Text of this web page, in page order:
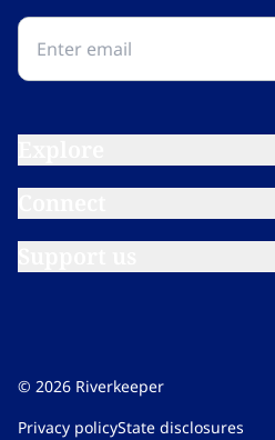
© 2026 Riverkeeper
Privacy policy​​​​‌ ‍ ​‍​‍‌‍ ‌ ​‍‌‍‍‌‌‍‌ ‌‍‍‌‌‍ ‍​‍​‍​ ‍‍​‍​‍‌ ​ ‌‍​‌‌‍ ‍‌‍‍‌‌ ‌​‌ ‍‌​‍ ‍‌‍‍‌‌‍ ​‍​‍​‍ ​​‍​‍‌‍‍​‌ ​‍‌‍‌‌‌‍‌‍​‍​‍​ ‍‍​‍​‍‌‍‍​‌ ‌​‌ ‌​‌ ​​‌ ​ ​ ‍‍​‍ ​‍ ‌‍​ ‌‍ ‌‌ ​ ​‍ ‍‌‍ ‌‌‍​‌‌‍‍‌‌‍ ‍​‍ ‍​ ​‍​ ​​​ ​‍​ ‌​‌ ​‍‌‍‌‌‌‍‌​‌‍‌‌‌ ​ ‌‍‍‌‌‍‌ ‌‍ ‍​‍ ‍‌ ​‍‌‍‍‌‌ ‌‍‌‍‌‌‌ ​‍‌‍‍ ‌‍‌‌‌‍‌‌‌ ​​‌‍‌‌‌ ​‍​‍ ‍‌‍ ‌ ​‍‌‍‌ ​‍ ‌‍‍‌‌‍ ‍‌ ‌​‌‍‌‌‌‍ ‍‌ ‌​​‍ ‌‍‌‌‌‍‌​‌‍‍‌‌ ‌​​‍ ‌‍ ‌‌‍ ‌‍‌​‌‍‌‌​ ‌‌ ​​‌ ​‍‌‍‌‌‌ ​ ‌‍‌‌‌‍ ‍‌ ‌​‌‍​‌‌ ‌​‌‍‍‌‌‍ ‌‍ ‍​ ‍ ‌‍‍‌‌‍‌​​ ‌‌‍‌‍‌‍ ‌‍ ‌ ‌​‌‍‌‌‌ ​‍​ ‍ ‌ ‌​‌ ‍‌‌ ​​‌‍‌‌​ ‌‌‍‌‍‌‍ ‌‍ ‌ ‌​‌‍‌‌‌ ​‍​ ‍ ‌ ​​‌‍​‌‌ ‌​‌‍‍​​ ‌‌‍​‌‌‍‌​‌‍‌​‌‍‍‌‌ ‌​‌‍‍‌‌‍ ‌‍ ‍‌‍​‌‌‍ ​‌​ ​‌‍‍‌‌‍ ‍‌‍‍ ‌ ​ ​‍‌‌​ ‌‌‌​​‍‌‌ ‌‍‍ ‌‍‌‌‌ ‍‌​‍‌‌​ ​ ‌​‌​​‍‌‌​ ​ ‌​‌​​‍‌‌​ ​‍​ ​‍‌‍​ ‌‍‌‍​ ​​​ ​‍​ ​‌​ ‌‍​ ‍‌​ ‌​​ ‌​‌‍​‌​ ​‍‌‍​ ​‍‌‌​ ​‍​ ​‍​‍‌‌​ ‌‌‌​‌​​‍ ‍‌ ‌​‌‍‌‌‌ ‍​‌ ‌​​ ‌‍​‍‌‍​‌‌ ​ ‌‍‌‌‌‌‌‌‌ ​‍‌‍ ​​ ‌‌‍‍​‌ ‌​‌ ‌​‌ ​​‌ ​ ​‍‌‌​ ​ ‌​​‌​‍‌‌​ ​‍‌​‌‍​‍‌‌​ ​‍‌​‌‍‌‍​ ‌‍ ‌‌ ​ ​‍ ‍‌‍ ‌‌‍​‌‌‍‍‌‌‍ ‍​‍ ‍​ ​‍​ ​​​ ​‍​ ‌​‌ ​‍‌‍‌‌‌‍‌​‌‍‌‌‌ ​ ‌‍‍‌‌‍‌ ‌‍ ‍​‍ ‍‌ ​‍‌‍‍‌‌ ‌‍‌‍‌‌‌ ​‍‌‍‍ ‌‍‌‌‌‍‌‌‌ ​​‌‍‌‌‌ ​‍​‍ ‍‌‍ ‌ ​‍‌‍‌ ​‍‌‍‌‍‍‌‌‍‌​​ ‌‌‍‌‍‌‍ ‌‍ ‌ ‌​‌‍‌‌‌ ​‍​‍‌‍‌ ‌​‌ ‍‌‌ ​​‌‍‌‌​ ‌‌‍‌‍‌‍ ‌‍ ‌ ‌​‌‍‌‌‌ ​‍​‍‌‍‌ ​​‌‍​‌‌ ‌​‌‍‍​​ ‌‌‍​‌‌‍‌​‌‍‌​‌‍‍‌‌ ‌​‌‍‍‌‌‍ ‌‍ ‍‌‍​‌‌‍ ​‌​ ​‌‍‍‌‌‍ ‍‌‍‍ ‌ ​ ​‍‌‌​ ‌‌‌​​‍‌‌ ‌‍‍ ‌‍‌‌‌ ‍‌​‍‌‌​ ​ ‌​‌​​‍‌‌​ ​ ‌​‌​​‍‌‌​ ​‍​ ​‍‌‍​ ‌‍‌‍​ ​​​ ​‍​ ​‌​ ‌‍​ ‍‌​ ‌​​ ‌​‌‍​‌​ ​‍‌‍​ ​‍‌‌​ ​‍​ ​‍​‍‌‌​ ‌‌‌​‌​​‍ ‍‌ ‌​‌‍‌‌‌ ‍​‌ ‌​​‍‌‍‌ ​​‌‍‌‌‌ ​‍‌ ​ ‌ ​​‌‍‌‌‌‍​ ‌ ‌​‌‍‍‌‌ ‌‍‌‍‌‌​ ‌‌ ​​‌ ‌‌‌‍​‍‌‍ ​‌‍‍‌‌ ​ ‌‍‍​‌‍‌‌‌‍‌​​‍​‍‌ ‌State disclosures​​​​‌ ‍ ​‍​‍‌‍ ‌ ​‍‌‍‍‌‌‍‌ ‌‍‍‌‌‍ ‍​‍​‍​ ‍‍​‍​‍‌ ​ ‌‍​‌‌‍ ‍‌‍‍‌‌ ‌​‌ ‍‌​‍ ‍‌‍‍‌‌‍ ​‍​‍​‍ ​​‍​‍‌‍‍​‌ ​‍‌‍‌‌‌‍‌‍​‍​‍​ ‍‍​‍​‍‌‍‍​‌ ‌​‌ ‌​‌ ​​‌ ​ ​ ‍‍​‍ ​‍ ‌‍​ ‌‍ ‌‌ ​ ​‍ ‍‌‍ ‌‌‍​‌‌‍‍‌‌‍ ‍​‍ ‍​ ​‍​ ​​​ ​‍​ ‌​‌ ​‍‌‍‌‌‌‍‌​‌‍‌‌‌ ​ ‌‍‍‌‌‍‌ ‌‍ ‍​‍ ‍‌ ​‍‌‍‍‌‌ ‌‍‌‍‌‌‌ ​‍‌‍‍ ‌‍‌‌‌‍‌‌‌ ​​‌‍‌‌‌ ​‍​‍ ‍‌‍ ‌ ​‍‌‍‌ ​‍ ‌‍‍‌‌‍ ‍‌ ‌​‌‍‌‌‌‍ ‍‌ ‌​​‍ ‌‍‌‌‌‍‌​‌‍‍‌‌ ‌​​‍ ‌‍ ‌‌‍ ‌‍‌​‌‍‌‌​ ‌‌ ​​‌ ​‍‌‍‌‌‌ ​ ‌‍‌‌‌‍ ‍‌ ‌​‌‍​‌‌ ‌​‌‍‍‌‌‍ ‌‍ ‍​ ‍ ‌‍‍‌‌‍‌​​ ‌‌‍‌‍‌‍ ‌‍ ‌ ‌​‌‍‌‌‌ ​‍​ ‍ ‌ ‌​‌ ‍‌‌ ​​‌‍‌‌​ ‌‌‍‌‍‌‍ ‌‍ ‌ ‌​‌‍‌‌‌ ​‍​ ‍ ‌ ​​‌‍​‌‌ ‌​‌‍‍​​ ‌‌‍​‌‌‍‌​‌‍‌​‌‍‍‌‌ ‌​‌‍‍‌‌‍ ‌‍ ‍‌‍​‌‌‍ ​‌​ ​‌‍‍‌‌‍ ‍‌‍‍ ‌ ​ ​‍‌‌​ ‌‌‌​​‍‌‌ ‌‍‍ ‌‍‌‌‌ ‍‌​‍‌‌​ ​ ‌​‌​​‍‌‌​ ​ ‌​‌​​‍‌‌​ ​‍​ ​‍​ ‌‍‌‍​ ‌‍‌‌​ ‍​‌‍‌‌​ ​​‌‍‌​​ ​‍‌‍​‌​ ‌​​ ‍​​ ‍​​‍‌‌​ ​‍​ ​‍​‍‌‌​ ‌‌‌​‌​​‍ ‍‌ ‌​‌‍‌‌‌ ‍​‌ ‌​​ ‌‍​‍‌‍​‌‌ ​ ‌‍‌‌‌‌‌‌‌ ​‍‌‍ ​​ ‌‌‍‍​‌ ‌​‌ ‌​‌ ​​‌ ​ ​‍‌‌​ ​ ‌​​‌​‍‌‌​ ​‍‌​‌‍​‍‌‌​ ​‍‌​‌‍‌‍​ ‌‍ ‌‌ ​ ​‍ ‍‌‍ ‌‌‍​‌‌‍‍‌‌‍ ‍​‍ ‍​ ​‍​ ​​​ ​‍​ ‌​‌ ​‍‌‍‌‌‌‍‌​‌‍‌‌‌ ​ ‌‍‍‌‌‍‌ ‌‍ ‍​‍ ‍‌ ​‍‌‍‍‌‌ ‌‍‌‍‌‌‌ ​‍‌‍‍ ‌‍‌‌‌‍‌‌‌ ​​‌‍‌‌‌ ​‍​‍ ‍‌‍ ‌ ​‍‌‍‌ ​‍‌‍‌‍‍‌‌‍‌​​ ‌‌‍‌‍‌‍ ‌‍ ‌ ‌​‌‍‌‌‌ ​‍​‍‌‍‌ ‌​‌ ‍‌‌ ​​‌‍‌‌​ ‌‌‍‌‍‌‍ ‌‍ ‌ ‌​‌‍‌‌‌ ​‍​‍‌‍‌ ​​‌‍​‌‌ ‌​‌‍‍​​ ‌‌‍​‌‌‍‌​‌‍‌​‌‍‍‌‌ ‌​‌‍‍‌‌‍ ‌‍ ‍‌‍​‌‌‍ ​‌​ ​‌‍‍‌‌‍ ‍‌‍‍ ‌ ​ ​‍‌‌​ ‌‌‌​​‍‌‌ ‌‍‍ ‌‍‌‌‌ ‍‌​‍‌‌​ ​ ‌​‌​​‍‌‌​ ​ ‌​‌​​‍‌‌​ ​‍​ ​‍​ ‌‍‌‍​ ‌‍‌‌​ ‍​‌‍‌‌​ ​​‌‍‌​​ ​‍‌‍​‌​ ‌​​ ‍​​ ‍​​‍‌‌​ ​‍​ ​‍​‍‌‌​ ‌‌‌​‌​​‍ ‍‌ ‌​‌‍‌‌‌ ‍​‌ ‌​​‍‌‍‌ ​​‌‍‌‌‌ ​‍‌ ​ ‌ ​​‌‍‌‌‌‍​ ‌ ‌​‌‍‍‌‌ ‌‍‌‍‌‌​ ‌‌ ​​‌ ‌‌‌‍​‍‌‍ ​‌‍‍‌‌ ​ ‌‍‍​‌‍‌‌‌‍‌​​‍​‍‌ ‌